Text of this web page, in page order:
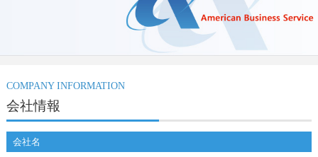
COMPANY INFORMATION
会社情報
会社名